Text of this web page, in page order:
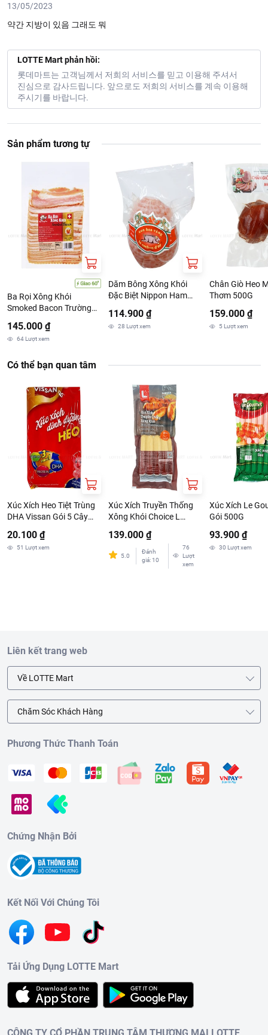
13/05/2023
약간 지방이 있음 그래도 뭐
LOTTE Mart phản hồi:
롯데마트는 고객님께서 저희의 서비스를 믿고 이용해 주셔서
진심으로 감사드립니다. 앞으로도 저희의 서비스를 계속 이용해
주시기를 바랍니다.
Sản phẩm tương tự
Ba Rọi Xông Khói
Smoked Bacon Trường
145.000 ₫
64Lượt xem
Dăm Bông Xông Khói
Đặc Biệt Nippon Ham
114.900 ₫
28 Lượt xem
Chân Giò Heo
Thơm 500G
159.000 ₫
5Lượt xem
Có thể bạn quan tâm
Xúc Xích Heo Tiệt Trùng
DHA Vissan Gói 5 Cây
20.100 ₫
51 Lượt xem
Xúc Xích Truyền Thống
Xông Khói Choice L
139.000 ₫
5.0
Đánh
giá: 10
76
Lượt
xem
Xúc Xích Le
Gói 500G
93.900 ₫
30 Lượt xem
Liên kết trang web
Về LOTTE Mart
Chăm Sóc Khách Hàng
Phương Thức Thanh Toán
Chứng Nhận Bởi
Kết Nối Với Chúng Tôi
Tải Ứng Dụng LOTTE Mart